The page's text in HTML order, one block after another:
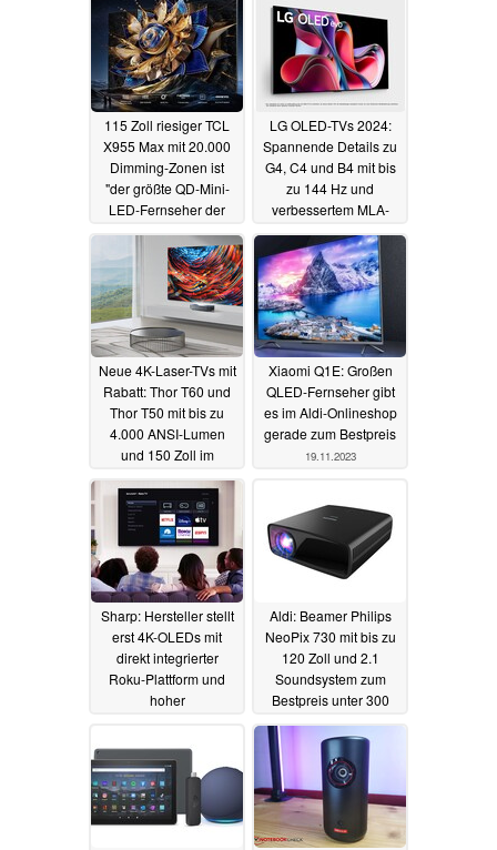
115 Zoll riesiger TCL
X955 Max mit 20.000
Dimming-Zonen ist
"der größte QD-Mini-
LED-Fernseher der
Welt"19.02.2024
LG OLED-TVs 2024:
Spannende Details zu
G4, C4 und B4 mit bis
zu 144 Hz und
verbessertem MLA-
OLED-Panel27.11.2023
Neue 4K-Laser-TVs mit
Rabatt: Thor T60 und
Thor T50 mit bis zu
4.000 ANSI-Lumen
und 150 Zoll im
Vorverkauf26.11.2023
Xiaomi Q1E: Großen
QLED-Fernseher gibt
es im Aldi-Onlineshop
gerade zum Bestpreis
19.11.2023
Sharp: Hersteller stellt
erst 4K-OLEDs mit
direkt integrierter
Roku-Plattform und
hoher
Aldi: Beamer Philips
NeoPix 730 mit bis zu
120 Zoll und 2.1
Soundsystem zum
Bestpreis unter 300
Euro im Angebot
18.11.2023